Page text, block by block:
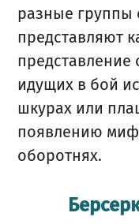
разные группы
представляют
представление
идущих в бой
шкурах или
появлению
оборотнях.